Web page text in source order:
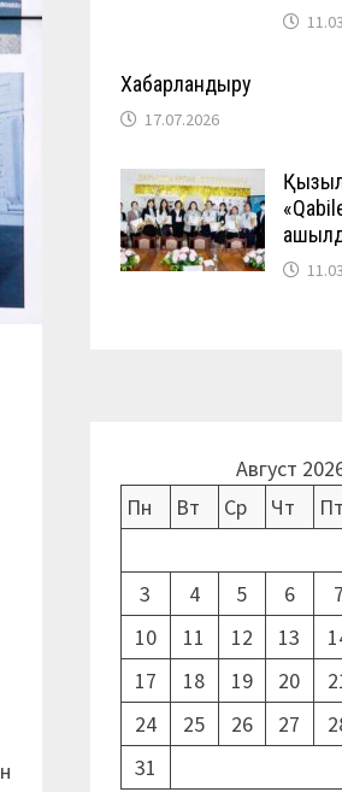
Хабарландыру
17.07.2026
Август
Пн
Вт Ср Чт Пт
3
4 5 6 7
10
11 12 13
17
18 19 20
24
25 26 27
31